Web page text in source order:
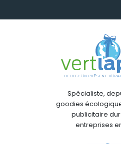
Spécialiste,
goodies
publicitaire
entreprises